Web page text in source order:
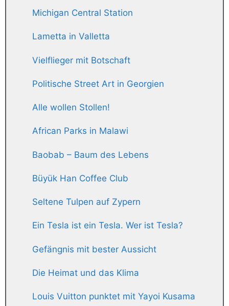
Michigan Central Station
Lametta in Valletta
Vielflieger mit Botschaft
Politische Street Art in Georgien
Alle wollen Stollen!
African Parks in Malawi
Baobab – Baum des Lebens
Büyük Han Coffee Club
Seltene Tulpen auf Zypern
Ein Tesla ist ein Tesla. Wer ist Tesla?
Gefängnis mit bester Aussicht
Die Heimat und das Klima
Louis Vuitton punktet mit Yayoi Kusama